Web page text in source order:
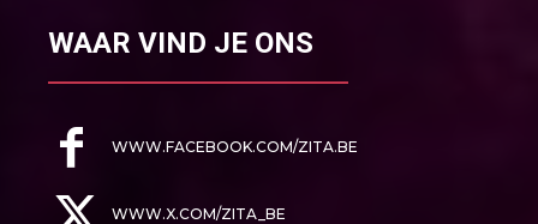
WAAR VIND JE ONS
WWW.FACEBOOK.COM/ZITA.BE
WWW.X.COM/ZITA_BE